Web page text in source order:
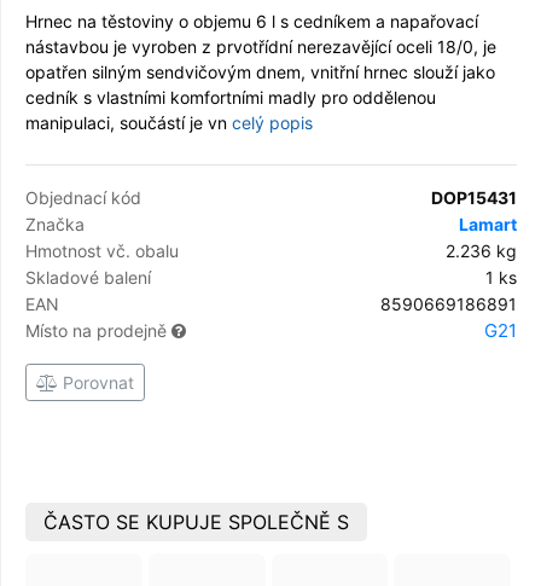
Hrnec na těstoviny o objemu 6 l s cedníkem a napařovací
nástavbou je vyroben z prvotřídní nerezavějící oceli 18/0, je
opatřen silným sendvičovým dnem, vnitřní hrnec slouží jako
cedník s vlastními komfortními madly pro oddělenou
manipulaci, součástí je vn celý popis
Objednací kód
DOP15431
Značka
Lamart
Hmotnost vč. obalu
2.236 kg
Skladové balení
1 ks
EAN
8590669186891
Místo na prodejně
G21
Porovnat
ČASTO SE KUPUJE SPOLEČNĚ S